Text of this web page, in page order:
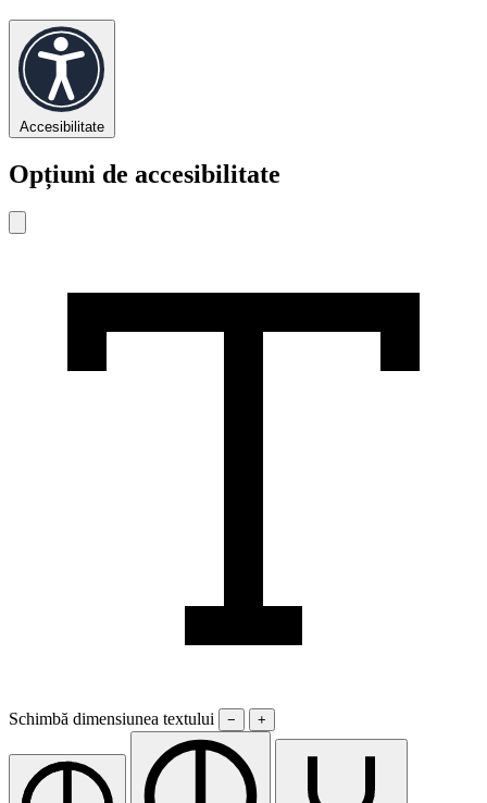
Accesibilitate
Opțiuni de accesibilitate
Schimbă dimensiunea textului − +